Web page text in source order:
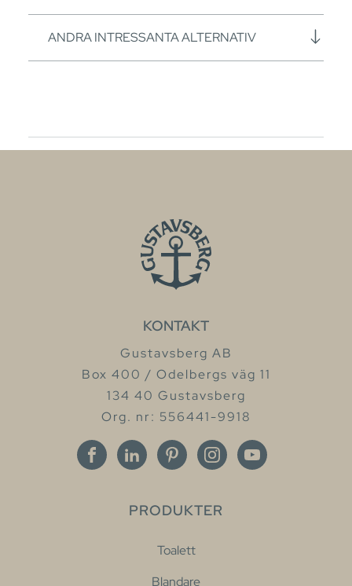
ANDRA INTRESSANTA ALTERNATIV
KONTAKT
Gustavsberg AB
Box 400 / Odelbergs väg 11
134 40 Gustavsberg
Org. nr: 556441-9918
PRODUKTER
Toalett
Blandare